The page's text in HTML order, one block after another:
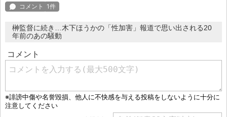
榊監督に続き…木下ほうかの「性加害」報道で思い出される20
年前のあの騒動